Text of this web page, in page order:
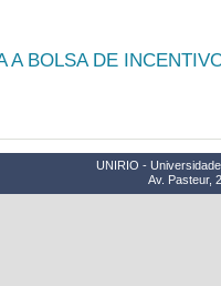
A BOLSA DE
UNIRIO -
Av. Pasteur,